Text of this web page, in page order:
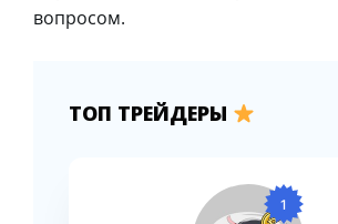
вопросом.
ТОП ТРЕЙДЕРЫ
1